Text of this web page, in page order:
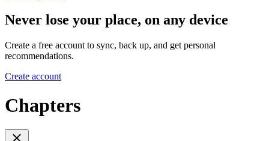
Never lose your place, on any device
Create a free account to sync, back up, and get personal
recommendations.
Create account
Chapters